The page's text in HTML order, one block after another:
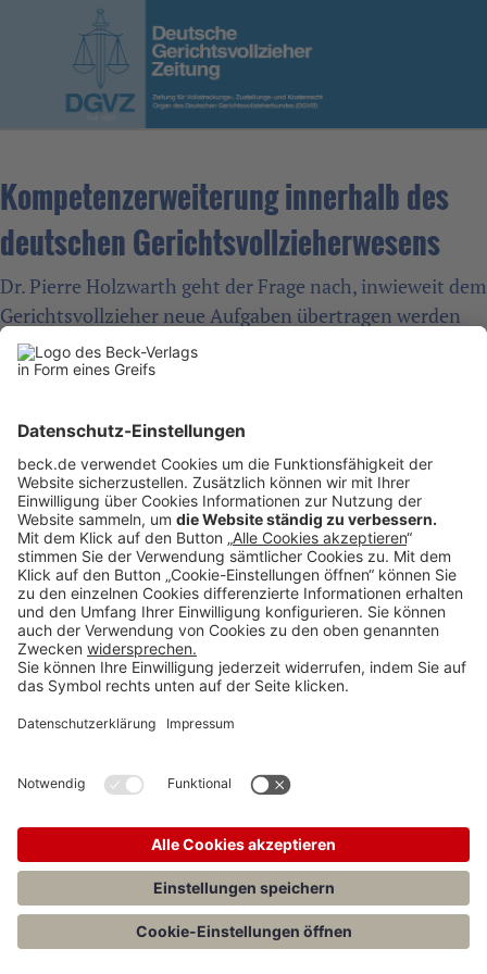
Kompetenzerweiterung innerhalb des
deutschen Gerichtsvollzieherwesens
Dr. Pierre Holzwarth geht der Frage nach, inwieweit dem
Gerichtsvollzieher neue Aufgaben übertragen werden
können. Dabei werden aktuelle Entwicklungen
analysiert.
Der vollständige Artikel kann unter folgendem link
nachgelesen werden:
DGVZ 11/23
Anzeigen
Teilen: